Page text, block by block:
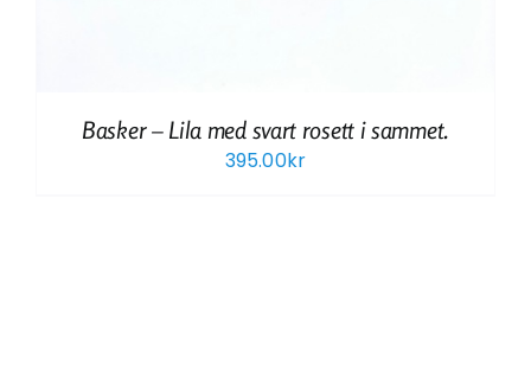
Basker – Lila med svart rosett i sammet.
395.00kr